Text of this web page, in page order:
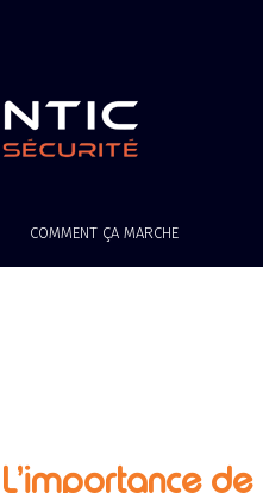
COMMENT ÇA MARCHE
L’importance